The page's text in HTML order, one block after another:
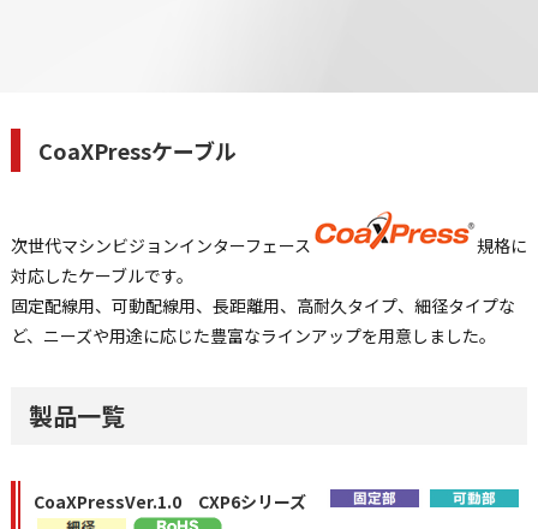
CoaXPressケーブル
次世代マシンビジョンインターフェース
規格に
対応したケーブルです。
固定配線用、可動配線用、長距離用、高耐久タイプ、細径タイプな
ど、ニーズや用途に応じた豊富なラインアップを用意しました。
製品一覧
CoaXPressVer.1.0 CXP6シリーズ